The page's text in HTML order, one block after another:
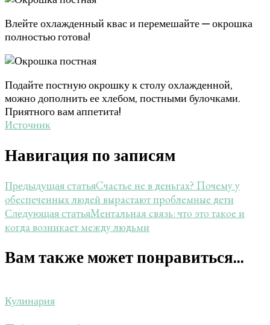
Влейте охлажденный квас и перемешайте — окрошка
полностью готова!
Подайте постную окрошку к столу охлажденной,
можно дополнить ее хлебом, постными булочками.
Приятного вам аппетита!
Источник
Навигация по записям
Предыдущая статьяСчастье не в деньгах? Почему у
обеспеченных людей вырастают проблемные дети
Следующая статьяМентальная связь: что это такое и
когда возникает между людьми
Вам также может понравиться...
Кулинария